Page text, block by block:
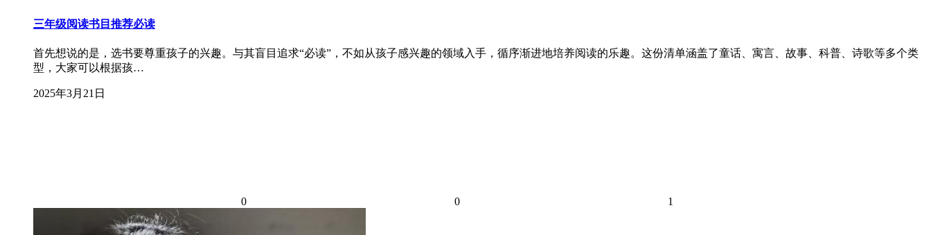
三年级阅读书目推荐必读
首先想说的是，选书要尊重孩子的兴趣。与其盲目追求“必读”，不如从孩子感兴趣的领域入手，循序渐进地培养阅读的乐趣。这份清单涵盖了童话、寓言、故事、科普、诗歌等多个类
型，大家可以根据孩…
2025年3月21日
0 0 1